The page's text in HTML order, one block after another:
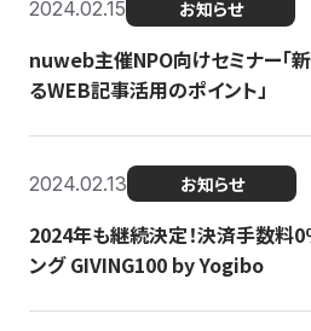
2024.02.15 お知らせ
nuweb主催NPO向けセミナー「
るWEB記事活用のポイント」
2024.02.13 お知らせ
2024年も継続決定！決済手数料0
ング GIVING100 by Yogibo